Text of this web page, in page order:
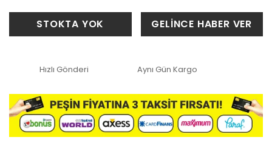
STOKTA YOK GELİNCE HABER VER
Hızlı Gönderi Aynı Gün Kargo